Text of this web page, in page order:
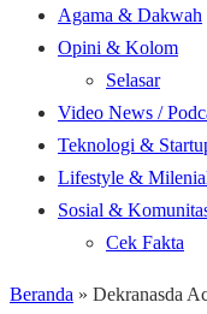
Agama & Dakwah
Opini & Kolom
Selasar
Video News /
Teknologi &
Lifestyle &
Sosial &
Cek Fakta
Beranda » Dekranasda